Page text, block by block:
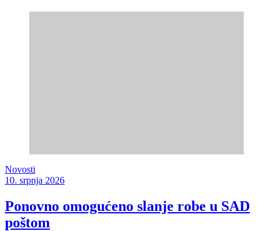
Novosti
10. srpnja 2026
Ponovno omogućeno slanje robe u SAD
poštom